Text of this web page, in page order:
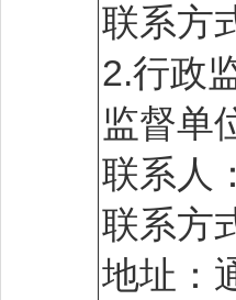
联系方
2.行政
监督单
联系人
联系方
地址：